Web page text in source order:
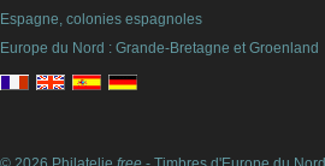
Espagne, colonies espagnoles
Europe du Nord : Grande-Bretagne et Groenland